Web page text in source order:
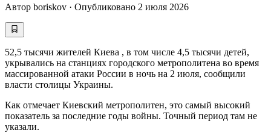
Автор boriskov · Опубликовано 2 июля 2026
52,5 тысячи жителей Киева , в том числе 4,5 тысячи детей,
укрывались на станциях городского метрополитена во время
массированной атаки России в ночь на 2 июля, сообщили
власти столицы Украины.
Как отмечает Киевский метрополитен, это самый высокий
показатель за последние годы войны. Точный период там не
указали.